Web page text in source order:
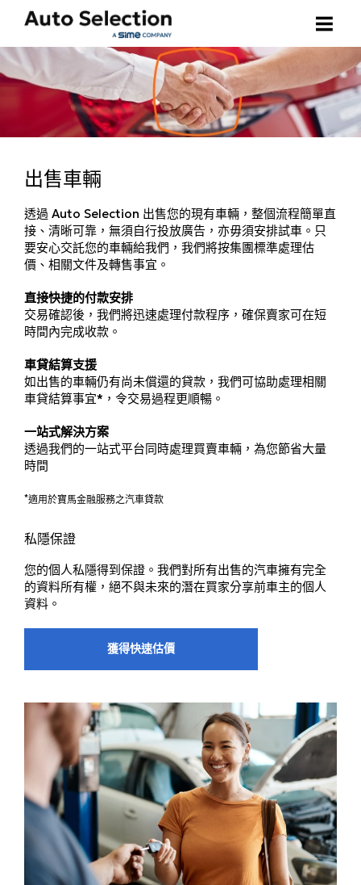
購買車輛
車款搜尋
寶馬尊選易手車
其他精選易手車
如何購買
出售車輛
聯絡我們
選擇語言
ENGLISH (UK)
出售車輛
透過 Auto Selection 出售您的現有車輛，整個流程簡單直
接、清晰可靠，無須自行投放廣告，亦毋須安排試車。只
要安心交託您的車輛給我們，我們將按集團標準處理估
價、相關文件及轉售事宜。
直接快捷的付款安排
交易確認後，我們將迅速處理付款程序，確保賣家可在短
時間內完成收款。
車貸結算支援
如出售的車輛仍有尚未償還的貸款，我們可協助處理相關
車貸結算事宜*，令交易過程更順暢。
一站式解決方案
透過我們的一站式平台同時處理買賣車輛，為您節省大量
時間
*適用於寶馬金融服務之汽車貸款
私隱保證
您的個人私隱得到保證。我們對所有出售的汽車擁有完全
的資料所有權，絕不與未來的潛在買家分享前車主的個人
資料。
獲得快速估價